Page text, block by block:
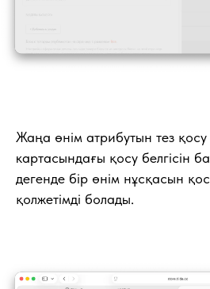
Жаңа өнім атрибутын тез қосу
картасындағы қосу белгісін
дегенде бір өнім нұсқасын
қолжетімді болады.